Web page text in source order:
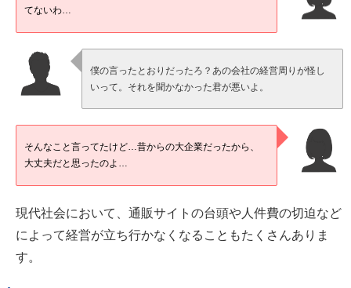
てないわ…
僕の言ったとおりだったろ？あの会社の経営周りが怪し
いって。それを聞かなかった君が悪いよ。
そんなこと言ってたけど…昔からの大企業だったから、
大丈夫だと思ったのよ…
現代社会において、通販サイトの台頭や人件費の切迫など
によって経営が立ち行かなくなることもたくさんありま
す。